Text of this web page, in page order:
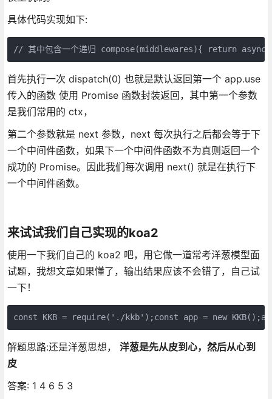
具体代码实现如下:
// 其中包含一个递归 compose(middlewares){
首先执行一次 dispatch(0) 也就是默认返回第一个 app.use
传入的函数 使用 Promise 函数封装返回，其中第一个参数
是我们常用的 ctx，
第二个参数就是 next 参数，next 每次执行之后都会等于下
一个中间件函数，如果下一个中间件函数不为真则返回一个
成功的 Promise。因此我们每次调用 next() 就是在执行下
一个中间件函数。
来试试我们自己实现的koa2
使用一下我们自己的 koa2 吧，用它做一道常考洋葱模型面
试题，我想文章如果懂了，输出结果应该不会错了，自己试
一下！
const KKB = require('./kkb');const app = new
解题思路:还是洋葱思想， 洋葱是先从皮到心，然后从心到
皮
答案: 1 4 6 5 3